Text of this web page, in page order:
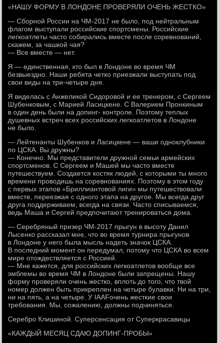
«НАШУ ФОРМУ В ЛОНДОНЕ ПРОВЕРЯЛИ ОЧЕНЬ ЖЕСТКО»
— Сборной России на ЧМ-2017 не было, под нейтральным
флагом выступали российские спортсмены. Российские
легкоатлеты часто собирались вместе после соревнований,
скажем, за чашкой чая?
— Все вместе — нет.
Я — единственная, кто был в Лондоне во время ЧМ
безвыездно. Наши ребята четко приезжали выступать под
свои виды на три-четыре дня.
Я виделась с Анжеликой Сидоровой и ее тренером, с Сергеем
Шубенковым, с Марией Ласицкене. С Валерием Пронкиным
в один день были на допинг- контроле. Поэтому теплых
душевных встреч всех российских легкоатлетов в Лондоне
не было.
— Лейтенанты Шубенков и Ласицкене — ваши одноклубники
по ЦСКА. Вы дружны?
— Конечно. Мы представители дружной семьи армейских
спортсменов. С Сергеем и Машей мы часто вместе
путешествуем. Создается костяк людей, с которыми ты много
времени проводишь на соревнованиях. Поэтому в этом году
с первых этапов «Бриллиантовой лиги» мы путешествовали
вместе, переезжая с одного этапа на другое. Мы всегда друг
друга поддерживаем, всегда на связи. Часто списываемся,
ведь Маша и Сергей предпочитают тренироваться дома.
— Серебряный призер ЧМ-2017 прыгун в высоту Данил
Лысенко рассказал мне, что во время турнира прыгунов
в Лондоне у него была мысль надеть значок ЦСКА.
В последний момент он передумал, потому что ЦСКА во всем
мире отождествляется с Россией.
— Мне кажется, для российских легкоатлетов вообще все
эмблемы во время ЧМ в Лондоне были запрещены. Нашу
форму проверяли очень жестко, вплоть до того, что твой
номер должен быть прикреплен на четыре булавки. Ни на три,
ни на пять, а на четыре. У IAAFочень жесткие свои
требования. Мы, сожалению, должны подчиняться.
Серебро Клишиной. Суперсенсация от Суперкрасавицы
«КАЖДЫЙ МЕСЯЦ СДАЮ ДОПИНГ-ПРОБЫ»